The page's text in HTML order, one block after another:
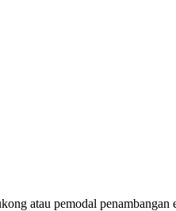
atau pemodal